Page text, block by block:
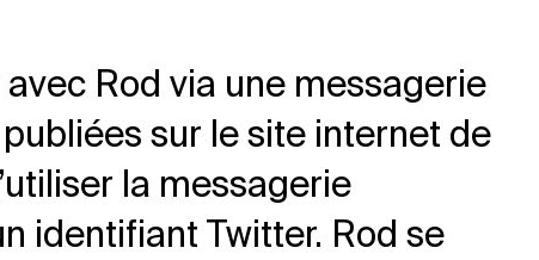
Rod via une messagerie
sur le site internet de
la messagerie
identifiant Twitter. Rod se